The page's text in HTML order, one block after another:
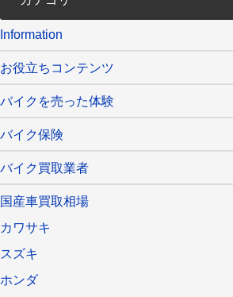
Information
お役立ちコンテンツ
バイクを売った体験
バイク保険
バイク買取業者
国産車買取相場
カワサキ
スズキ
ホンダ